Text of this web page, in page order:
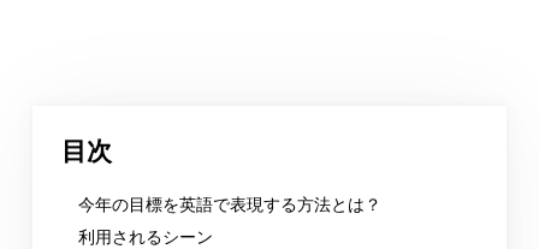
目次
今年の目標を英語で表現する方法とは？
利用されるシーン